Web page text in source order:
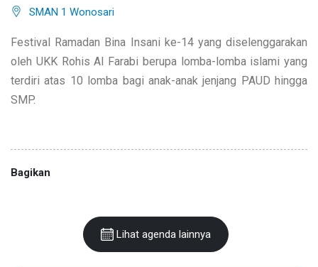
SMAN 1 Wonosari
Festival Ramadan Bina Insani ke-14 yang diselenggarakan
oleh UKK Rohis Al Farabi berupa lomba-lomba islami yang
terdiri atas 10 lomba bagi anak-anak jenjang PAUD hingga
SMP.
Bagikan
Lihat agenda lainnya